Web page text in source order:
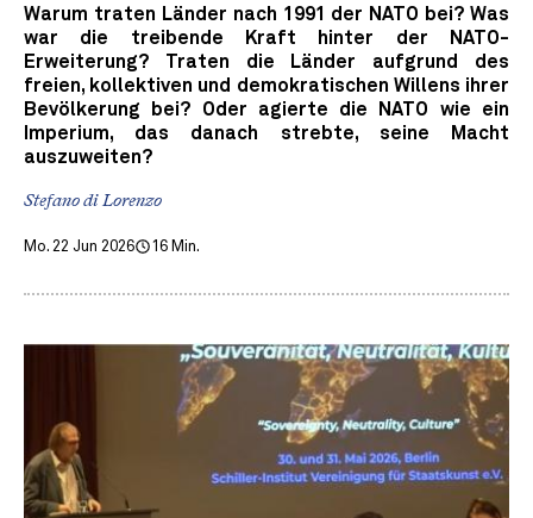
Warum traten Länder nach 1991 der NATO bei? Was
war die treibende Kraft hinter der NATO-
Erweiterung? Traten die Länder aufgrund des
freien, kollektiven und demokratischen Willens ihrer
Bevölkerung bei? Oder agierte die NATO wie ein
Imperium, das danach strebte, seine Macht
auszuweiten?
Stefano di Lorenzo
Mo. 22 Jun 2026 16 Min.